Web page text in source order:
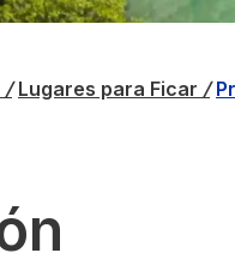
/ Lugares para Ficar /